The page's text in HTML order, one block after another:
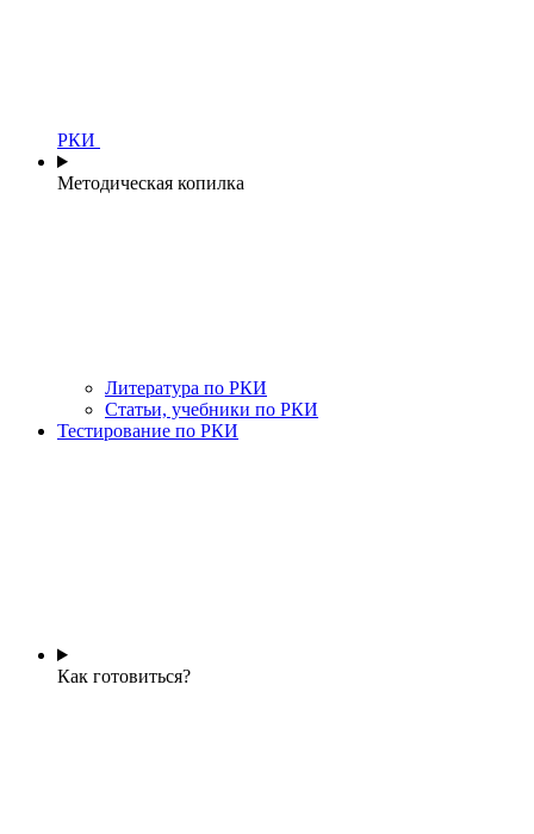
РКИ
Методическая копилка
Литература по РКИ
Статьи, учебники по РКИ
Тестирование по РКИ
Как готовиться?